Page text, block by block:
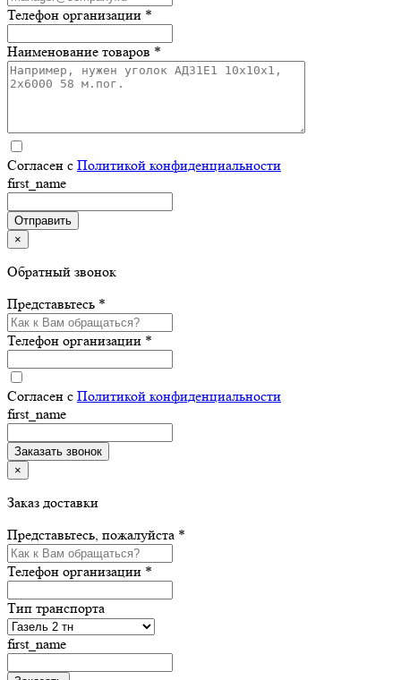
Телефон организации *
Наименование товаров *
Согласен с Политикой конфиденциальности
first_name
×
Обратный звонок
Представьтесь *
Телефон организации *
Согласен с Политикой конфиденциальности
first_name
×
Заказ доставки
Представьтесь, пожалуйста *
Телефон организации *
Тип транспорта
first_name